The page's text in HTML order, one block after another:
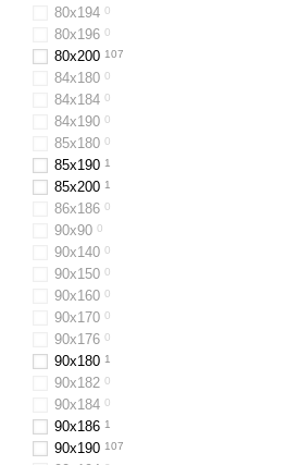
80х194 0
80х196 0
80x200 107
84х180 0
84x184 0
84х190 0
85х180 0
85х190 1
85х200 1
86х186 0
90х90 0
90х140 0
90x150 0
90x160 0
90х170 0
90х176 0
90x180 1
90х182 0
90х184 0
90x186 1
90x190 107